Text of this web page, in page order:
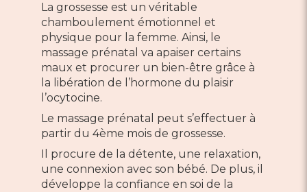
La grossesse est un véritable
chamboulement émotionnel et
physique pour la femme. Ainsi, le
massage prénatal va apaiser certains
maux et procurer un bien-être grâce à
la libération de l’hormone du plaisir
l’ocytocine.
Le massage prénatal peut s’effectuer à
partir du 4ème mois de grossesse.
Il procure de la détente, une relaxation,
une connexion avec son bébé. De plus, il
développe la confiance en soi de la